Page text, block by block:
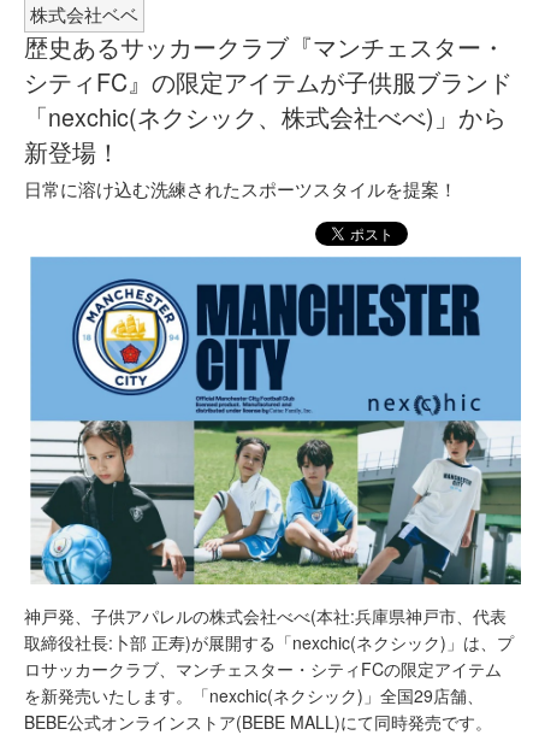
株式会社ベベ
歴史あるサッカークラブ『マンチェスター・
シティFC』の限定アイテムが子供服ブランド
「nexchic(ネクシック、株式会社べべ)」から
新登場！
日常に溶け込む洗練されたスポーツスタイルを提案！
神戸発、子供アパレルの株式会社べべ(本社:兵庫県神戸市、代表
取締役社長:卜部 正寿)が展開する「nexchic(ネクシック)」は、プ
ロサッカークラブ、マンチェスター・シティFCの限定アイテム
を新発売いたします。「nexchic(ネクシック)」全国29店舗、
BEBE公式オンラインストア(BEBE MALL)にて同時発売です。